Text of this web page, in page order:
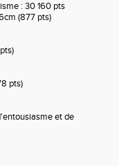
: 30 160 pts
(877 pts)
pts)
et de